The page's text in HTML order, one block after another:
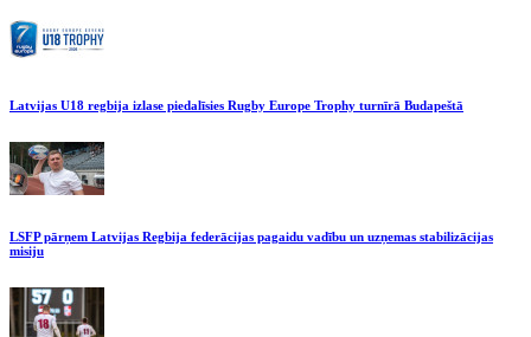
Latvijas U18 regbija izlase piedalīsies Rugby Europe Trophy turnīrā Budapeštā
LSFP pārņem Latvijas Regbija federācijas pagaidu vadību un uzņemas stabilizācijas
misiju